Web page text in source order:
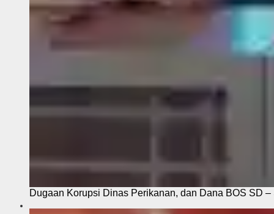
Dugaan Korupsi Dinas Perikanan, dan Dana BOS SD